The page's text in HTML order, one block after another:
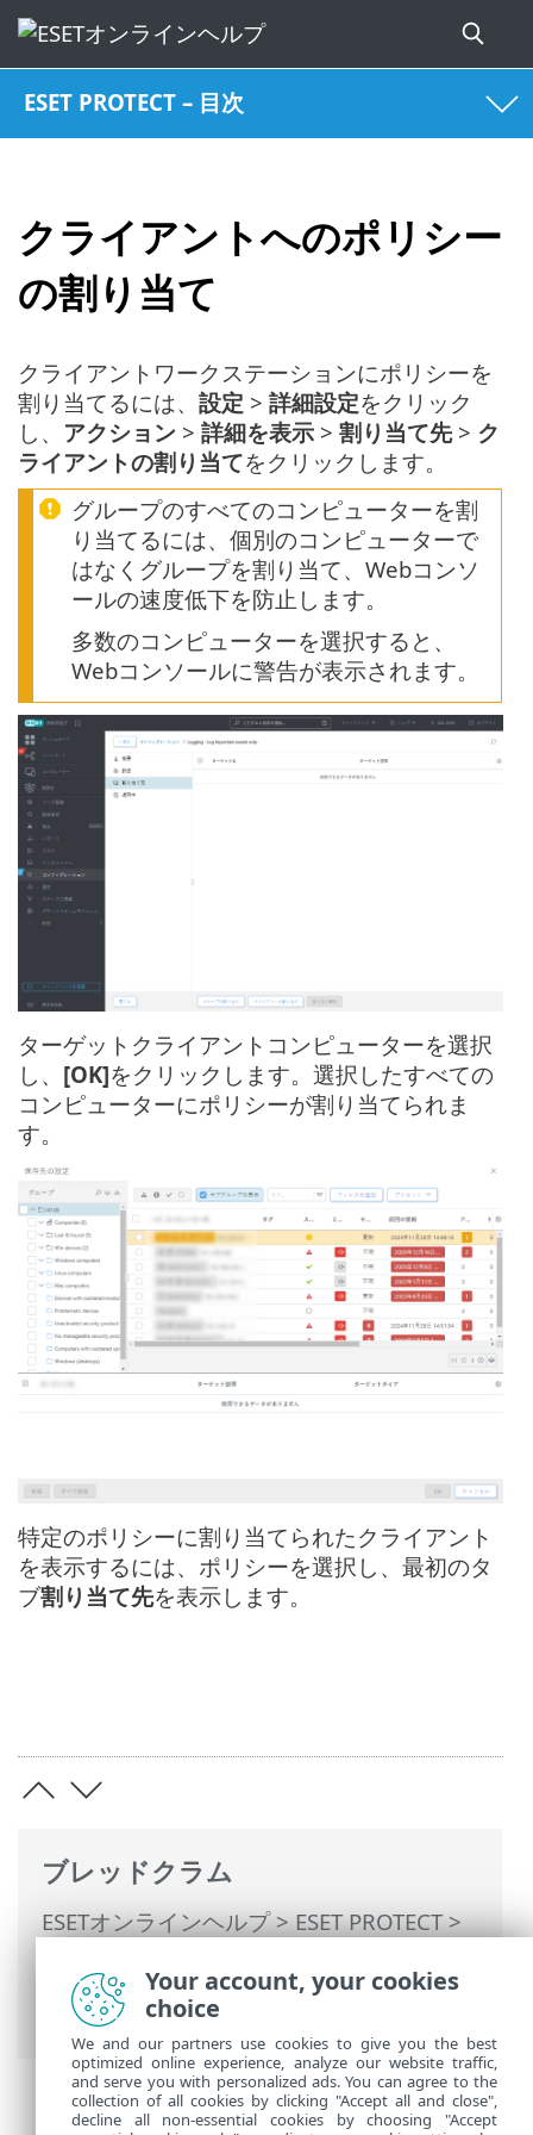
ESET PROTECT – 目次
クライアントへのポリシー
の割り当て
ブレッドクラム
ESETオンラインヘルプ>ESET PROTECT>
インメニュー> 設定>詳細設定> クライア
ントへのポリシーの割り当て
クライアントワークステーションにポリシーを
割り当てるには、 設定 > 詳細設定をクリック
し、 アクション > 詳細を表示 > 割り当て先> ク
ライアントの割り当てをクリックします。
グループのすべてのコンピューターを割
り当てるには、個別のコンピューターで
はなくグループを割り当て、Webコンソ
ールの速度低下を防止します。
多数のコンピューターを選択すると、
Webコンソールに警告が表示されます。
ターゲットクライアントコンピューターを選択
し、 [OK]をクリックします。選択したすべての
コンピューターにポリシーが割り当てられま
す。
特定のポリシーに割り当てられたクライアント
を表示するには、ポリシーを選択し、最初のタ
ブ割り当て先を表示します。
Your account, your cookies
choice
We and our partners use cookies to give you the best
optimized online experience, analyze our website traffic,
and serve you with personalized ads. You can agree to the
collection of all cookies by clicking "Accept all and close",
decline all non-essential cookies by choosing "Accept